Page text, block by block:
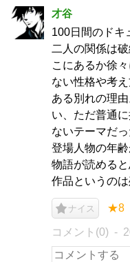
才谷
100日間のドキ
二人の関係は
こにあるか徐
ない性格や考
ある別れの理
い、ただ普通
ないテーマだ
登場人物の年
物語が読める
作品というのは
ナイス ★8
コメント(0)